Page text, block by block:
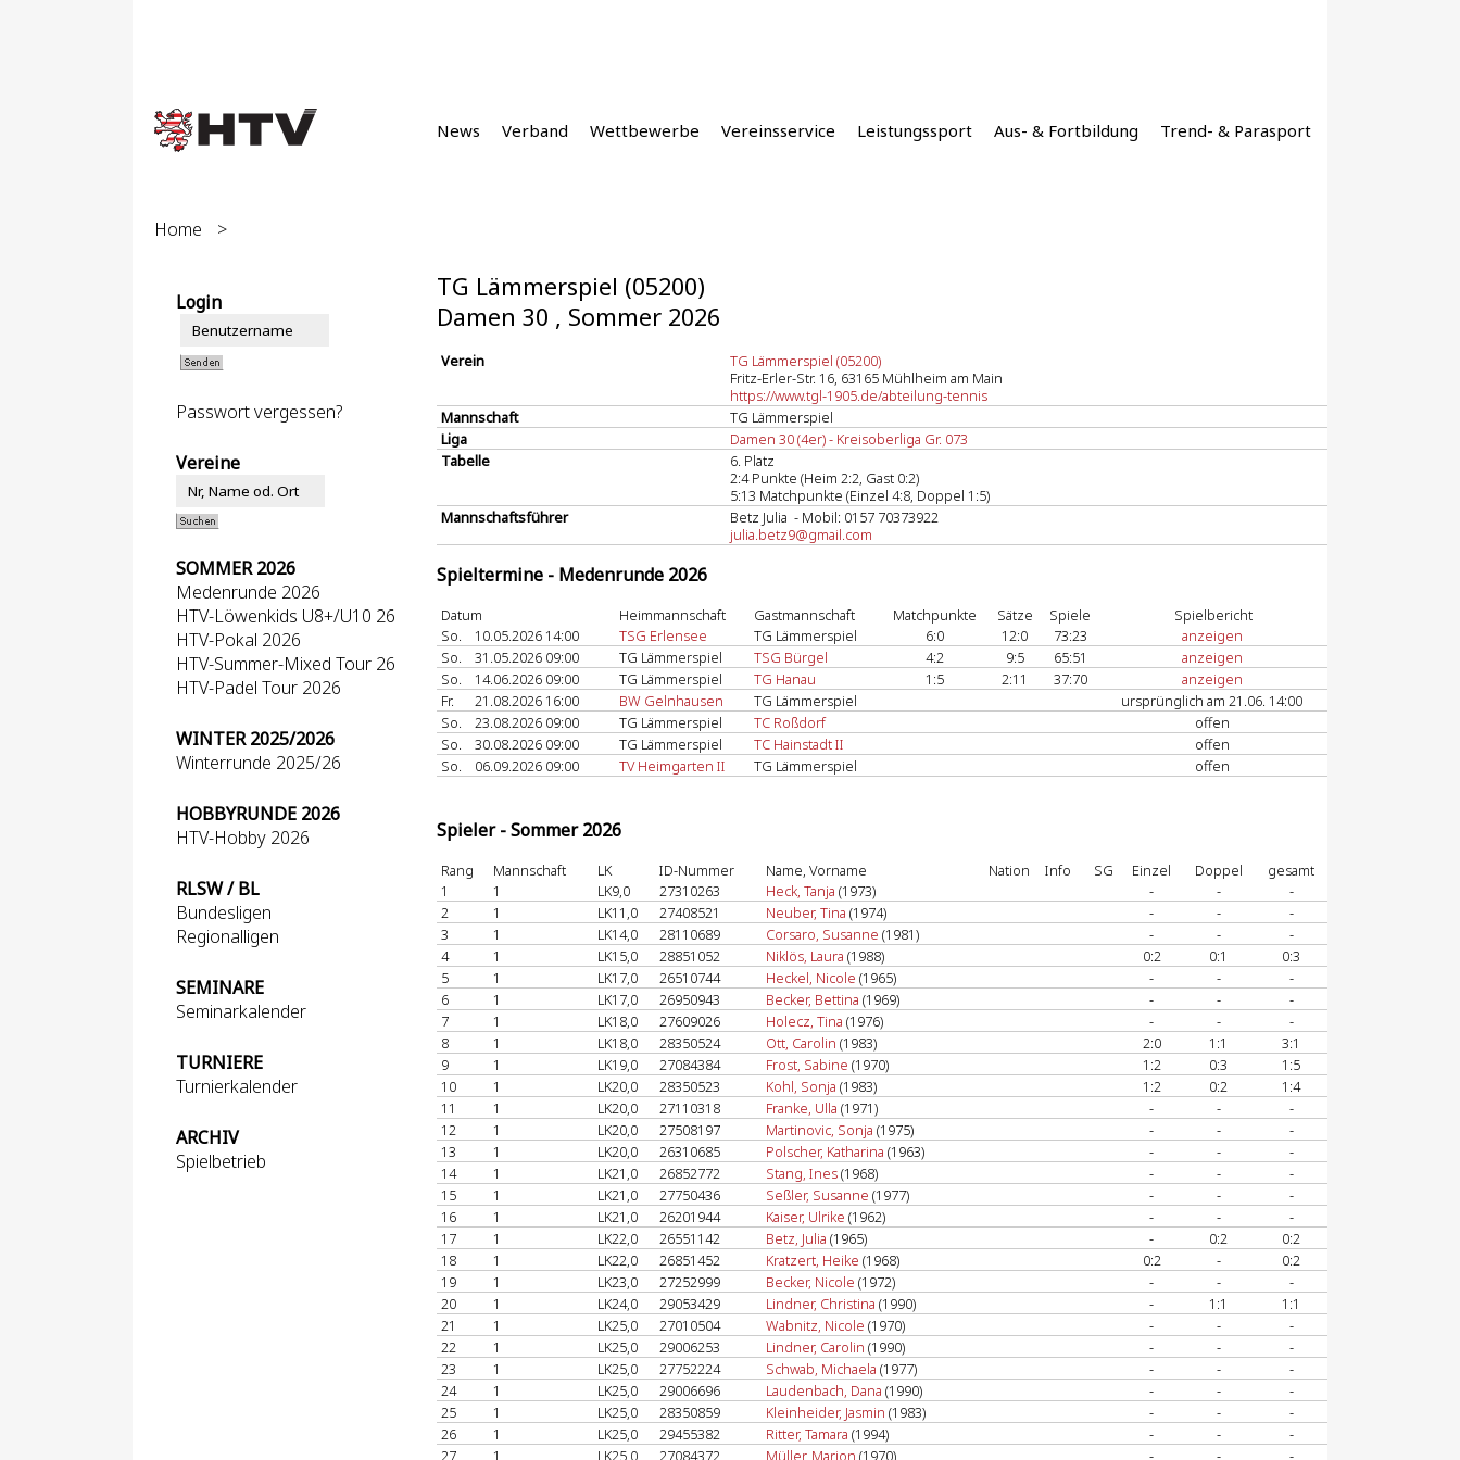
News Verband Wettbewerbe Vereinsservice Leistungssport Aus- & Fortbildung Trend- & Parasport
Home >
Login
Passwort vergessen?
Vereine
SOMMER 2026
Medenrunde 2026
HTV-Löwenkids U8+/U10 26
HTV-Pokal 2026
HTV-Summer-Mixed Tour 26
HTV-Padel Tour 2026
WINTER 2025/2026
Winterrunde 2025/26
HOBBYRUNDE 2026
HTV-Hobby 2026
RLSW / BL
Bundesligen
Regionalligen
SEMINARE
Seminarkalender
TURNIERE
Turnierkalender
ARCHIV
Spielbetrieb
TG Lämmerspiel (05200)
Damen 30 , Sommer 2026
Verein
TG Lämmerspiel (05200)
Fritz-Erler-Str. 16, 63165 Mühlheim am Main
https://www.tgl-1905.de/abteilung-tennis
Mannschaft
TG Lämmerspiel
Liga
Damen 30 (4er) - Kreisoberliga Gr. 073
Tabelle
6. Platz
2:4 Punkte (Heim 2:2, Gast 0:2)
5:13 Matchpunkte (Einzel 4:8, Doppel 1:5)
Mannschaftsführer
Betz Julia - Mobil: 0157 70373922
julia.betz9@gmail.com
Spieltermine - Medenrunde 2026
Datum Heimmannschaft Gastmannschaft Matchpunkte Sätze Spiele
Spielbericht
So.
10.05.2026 14:00 TSG Erlensee TG Lämmerspiel 6:0 12:0 73:23
anzeigen
So.
31.05.2026 09:00 TG Lämmerspiel TSG Bürgel 4:2 9:5 65:51
anzeigen
So.
14.06.2026 09:00 TG Lämmerspiel TG Hanau 1:5 2:11 37:70
anzeigen
Fr.
21.08.2026 16:00 BW Gelnhausen TG Lämmerspiel
ursprünglich am 21.06. 14:00
So.
23.08.2026 09:00 TG Lämmerspiel TC Roßdorf
offen
So.
30.08.2026 09:00 TG Lämmerspiel TC Hainstadt II
offen
So.
06.09.2026 09:00 TV Heimgarten II TG Lämmerspiel offen
Spieler - Sommer 2026
Rang Mannschaft LK ID-Nummer Name, Vorname Nation Info SG Einzel Doppel
gesamt
1
1 LK9,0 27310263 Heck, Tanja (1973) - -
-
2
1 LK11,0 27408521 Neuber, Tina (1974) - -
-
3
1 LK14,0 28110689 Corsaro, Susanne (1981) - -
-
4
1 LK15,0 28851052 Niklös, Laura (1988) 0:2 0:1
0:3
5
1 LK17,0 26510744 Heckel, Nicole (1965) - -
-
6
1 LK17,0 26950943 Becker, Bettina (1969) - -
-
7
1 LK18,0 27609026 Holecz, Tina (1976) - -
-
8
1 LK18,0 28350524 Ott, Carolin (1983) 2:0 1:1
3:1
9
1 LK19,0 27084384 Frost, Sabine (1970) 1:2 0:3
1:5
10
1 LK20,0 28350523 Kohl, Sonja (1983) 1:2 0:2
1:4
11
1 LK20,0 27110318 Franke, Ulla (1971) - -
-
12
1 LK20,0 27508197 Martinovic, Sonja (1975) - -
-
13
1 LK20,0 26310685 Polscher, Katharina (1963) - -
-
14
1 LK21,0 26852772 Stang, Ines(1968) - -
-
15
1 LK21,0 27750436 Seßler, Susanne (1977) - -
-
16
1 LK21,0 26201944 Kaiser, Ulrike (1962) - -
-
17
1 LK22,0 26551142 Betz, Julia (1965) - 0:2
0:2
18
1 LK22,0 26851452 Kratzert, Heike (1968) 0:2 -
0:2
19
1 LK23,0 27252999 Becker, Nicole (1972) - -
-
20
1 LK24,0 29053429 Lindner, Christina (1990) - 1:1
1:1
21
1 LK25,0 27010504 Wabnitz, Nicole (1970) - -
-
22
1 LK25,0 29006253 Lindner, Carolin (1990) - -
-
23
1 LK25,0 27752224 Schwab, Michaela (1977) - -
-
24
1 LK25,0 29006696 Laudenbach, Dana (1990) - -
-
25
1 LK25,0 28350859 Kleinheider, Jasmin (1983) - -
-
26
1 LK25,0 29455382 Ritter, Tamara (1994) - -
-
27
1 LK25,0 27084372 Müller, Marion (1970) - - -